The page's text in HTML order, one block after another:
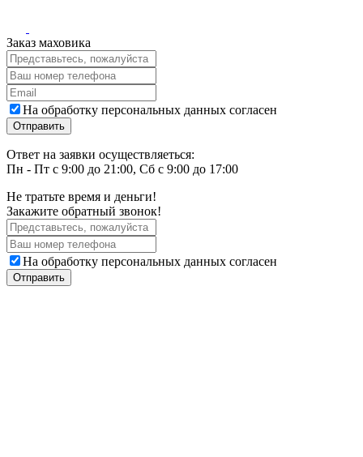
Заказ маховика
На обработку персональных данных согласен
Ответ на заявки осуществляеться:
Пн - Пт с 9:00 до 21:00, Сб с 9:00 до 17:00
Не тратьте время и деньги!
Закажите обратный звонок!
На обработку персональных данных согласен